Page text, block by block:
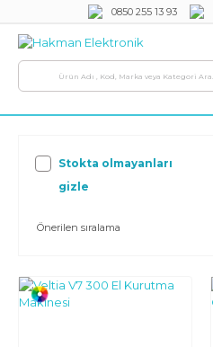
0850 255 13 93
Stokta olmayanları
gizle